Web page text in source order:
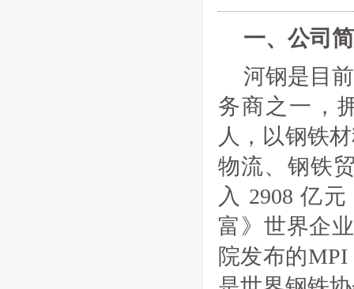
一、公司
河钢是目
务商之一，
人，以钢铁
物流、钢铁
入 2908 亿
富》世界企
院发布的